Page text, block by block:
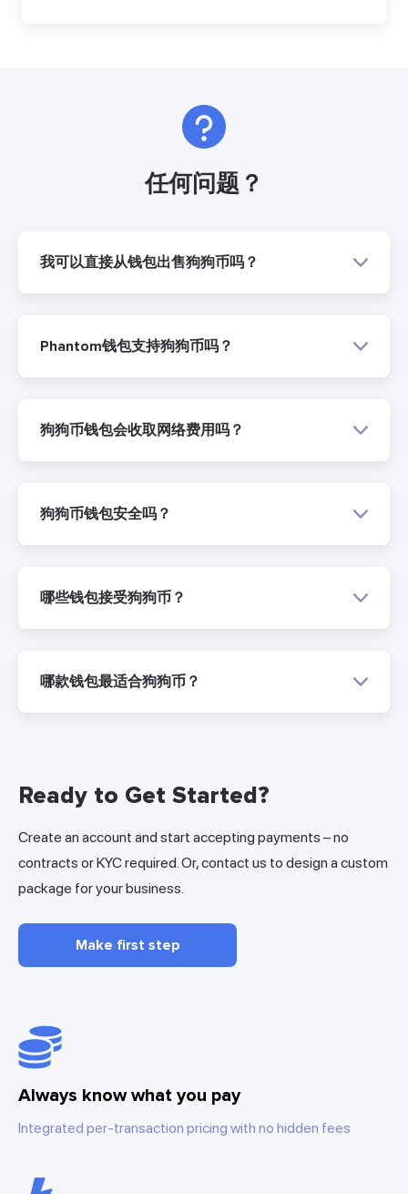
任何问题？
我可以直接从钱包出售狗狗币吗？
Phantom钱包支持狗狗币吗？
狗狗币钱包会收取网络费用吗？
狗狗币钱包安全吗？
哪些钱包接受狗狗币？
哪款钱包最适合狗狗币？
Ready to Get Started?
Create an account and start accepting payments – no
contracts or KYC required. Or, contact us to design a custom
package for your business.
Make first step
Always know what you pay
Integrated per-transaction pricing with no hidden fees